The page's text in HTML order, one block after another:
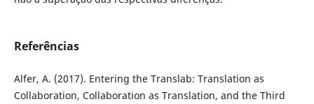
Referências
Alfer, A. (2017). Entering the Translab: Translation as
Collaboration, Collaboration as Translation, and the Third